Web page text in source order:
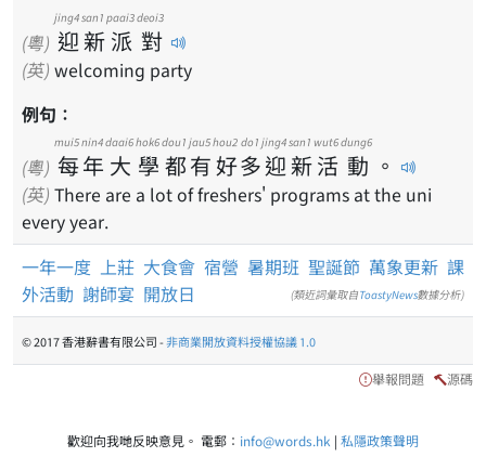
(粵) 迎
jing4
新
san1
派
paai3
對
deoi3
(英) welcoming party
例句：
(粵) 每
mui5
年
nin4
大
daai6
學
hok6
都
dou1
有
jau5
好
hou2
多
do1
迎
jing4
新
san1
活
wut6
動
dung6
。
(英) There are a lot of freshers' programs at the uni
every year.
一年一度 上莊 大食會 宿營 暑期班 聖誕節 萬象更新 課
外活動 謝師宴 開放日 (類近詞彙取自ToastyNews數據分析)
© 2017 香港辭書有限公司 -非商業開放資料授權協議 1.0
舉報問題 源碼
歡迎向我哋反映意見。 電郵： info@words.hk | 私隱政策聲明